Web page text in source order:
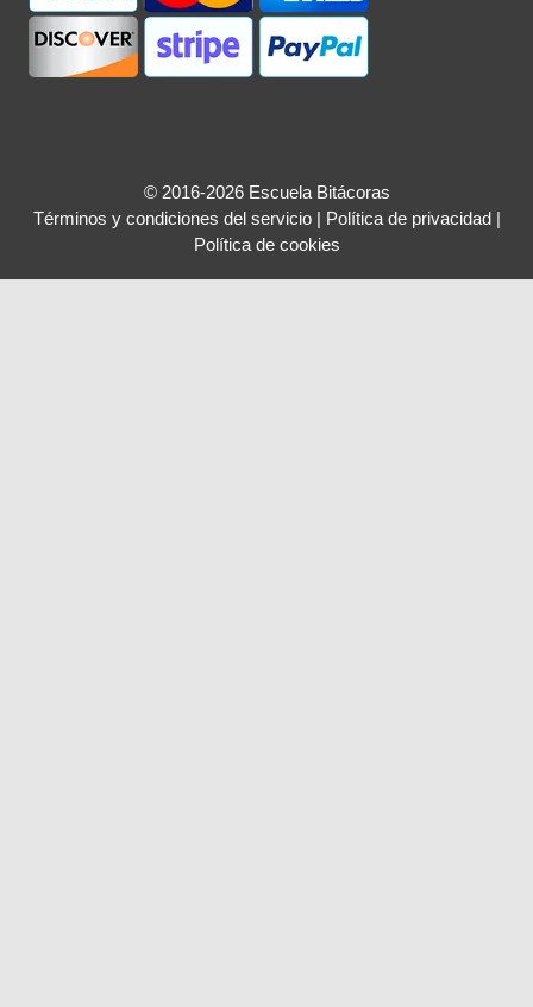
© 2016-2026 Escuela Bitácoras
Términos y condiciones del servicio| Política de privacidad
Política de cookies